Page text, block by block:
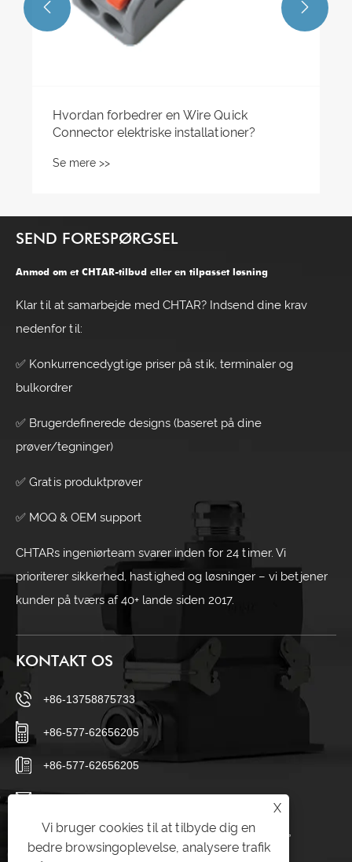
 
SEND FORESPØRGSEL
Anmod om et CHTAR-tilbud eller en tilpasset løsning
Klar til at samarbejde med CHTAR? Indsend dine krav
nedenfor til:
✅ Konkurrencedygtige priser på stik, terminaler og
bulkordrer
✅ Brugerdefinerede designs (baseret på dine
prøver/tegninger)
✅ Gratis produktprøver
✅ MOQ & OEM support
CHTARs ingeniørteam svarer inden for 24 timer. Vi
prioriterer sikkerhed, hastighed og løsninger – vi betjener
kunder på tværs af 40+ lande siden 2017.
KONTAKT OS
+86-13758875733
+86-577-62656205
+86-577-62656205
sales23@chtar.com
Huanghuaguan Village, Liushi Town, Yueqing City,
Zhejiang 325605, Kina
X
Vi bruger cookies til at tilbyde dig en
bedre browsingoplevelse, analysere trafik